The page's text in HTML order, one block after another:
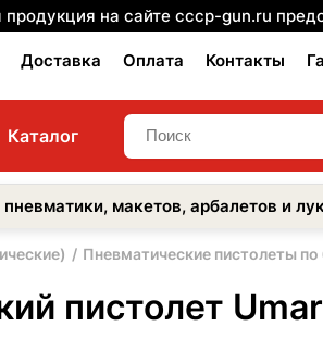
продукция на сайте cccp-gun.ru
Доставка Оплата Контакты
Каталог
макетов, арбалетов и
Пневматические пистолеты по
пистолет